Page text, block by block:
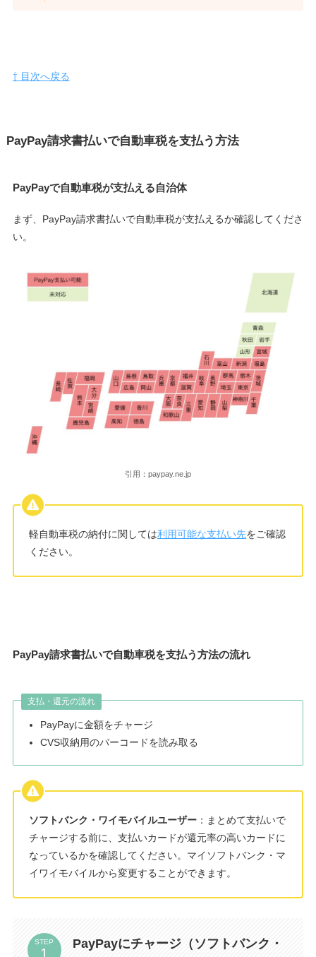
⇧ 目次へ戻る
PayPay請求書払いで自動車税を支払う方法
PayPayで自動車税が支払える自治体
まず、PayPay請求書払いで自動車税が支払えるか確認してくださ
い。
引用：paypay.ne.jp
軽自動車税の納付に関しては利用可能な支払い先をご確認
ください。
PayPay請求書払いで自動車税を支払う方法の流れ
支払・還元の流れ
PayPayに金額をチャージ
CVS収納用のバーコードを読み取る
ソフトバンク・ワイモバイルユーザー：まとめて支払いで
チャージする前に、支払いカードが還元率の高いカードに
なっているかを確認してください。マイソフトバンク・マ
イワイモバイルから変更することができます。
STEP
PayPayにチャージ（ソフトバンク・